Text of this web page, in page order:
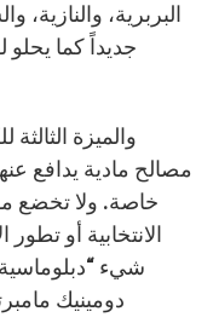
البربرية،
جديداً كما
مصالح مادية يدافع
خاصة. ولا تخضع
الانتخابية أو
شيء “دبلوماسية
دومينيك